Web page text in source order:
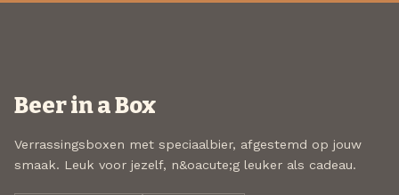
Beer in a Box
Verrassingsboxen met speciaalbier, afgestemd op jouw
smaak. Leuk voor jezelf, n&oacute;g leuker als cadeau.